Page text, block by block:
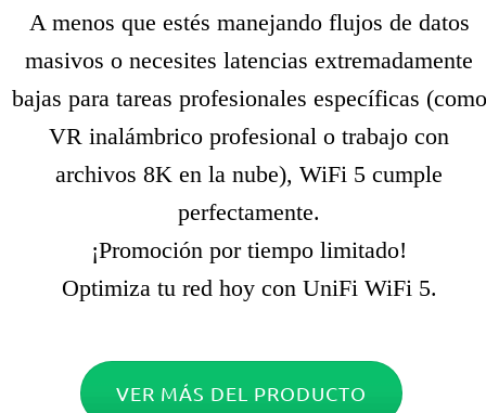
A menos que estés manejando flujos de datos
masivos o necesites latencias extremadamente
bajas para tareas profesionales específicas (como
VR inalámbrico profesional o trabajo con
archivos 8K en la nube), WiFi 5 cumple
perfectamente.
¡Promoción por tiempo limitado!
Optimiza tu red hoy con UniFi WiFi 5.
VER MÁS DEL PRODUCTO